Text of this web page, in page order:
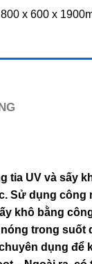
x 600 x
tia UV và sấy
Sử dụng
khô bằng
trong suốt
dụng để